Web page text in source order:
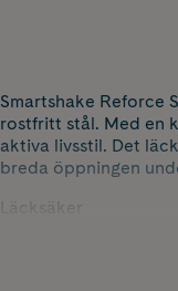
Smartshake Reforce
rostfritt stål. Med en
aktiva livsstil. Det
breda öppningen
Läcksäker